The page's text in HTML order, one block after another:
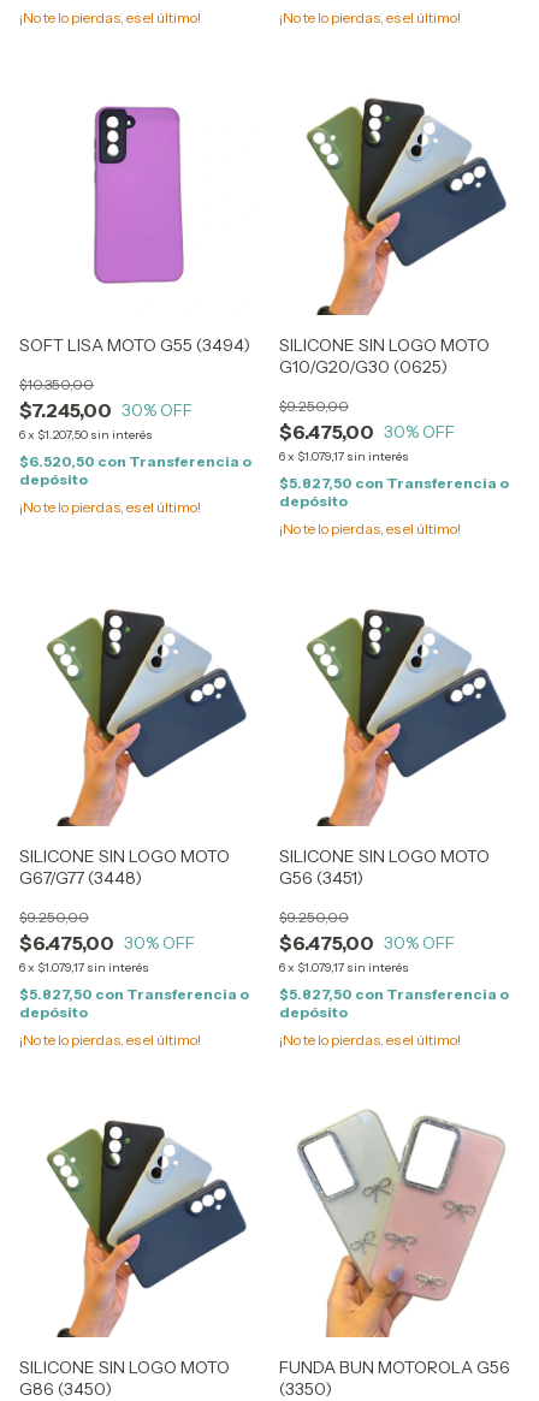
¡No te lo pierdas, es el último!
¡No te lo pierdas, es el último!
SOFT LISA MOTO G55 (3494)
$7.245,00
$10.350,00
30% OFF
6x $1.207,50 sin interés
$6.520,50 con Transferencia o
depósito
¡No te lo pierdas, es el último!
SILICONE SIN LOGO MOTO
G10/G20/G30 (0625)
$6.475,00
$9.250,00
30% OFF
6x $1.079,17 sin interés
$5.827,50 con Transferencia o
depósito
¡No te lo pierdas, es el último!
SILICONE SIN LOGO MOTO
G67/G77 (3448)
$6.475,00
$9.250,00
30% OFF
6x $1.079,17 sin interés
$5.827,50 con Transferencia o
depósito
¡No te lo pierdas, es el último!
SILICONE SIN LOGO MOTO
G56 (3451)
$6.475,00
$9.250,00
30% OFF
6x $1.079,17 sin interés
$5.827,50 con Transferencia o
depósito
¡No te lo pierdas, es el último!
SILICONE SIN LOGO MOTO
G86 (3450)
FUNDA BUN MOTOROLA G56
(3350)